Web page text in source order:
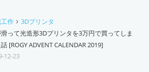
作
3Dプリンタ
って光造形3Dプリンタを3万円で買ってしま
[ROGY ADVENT CALENDAR 2019]
12-23